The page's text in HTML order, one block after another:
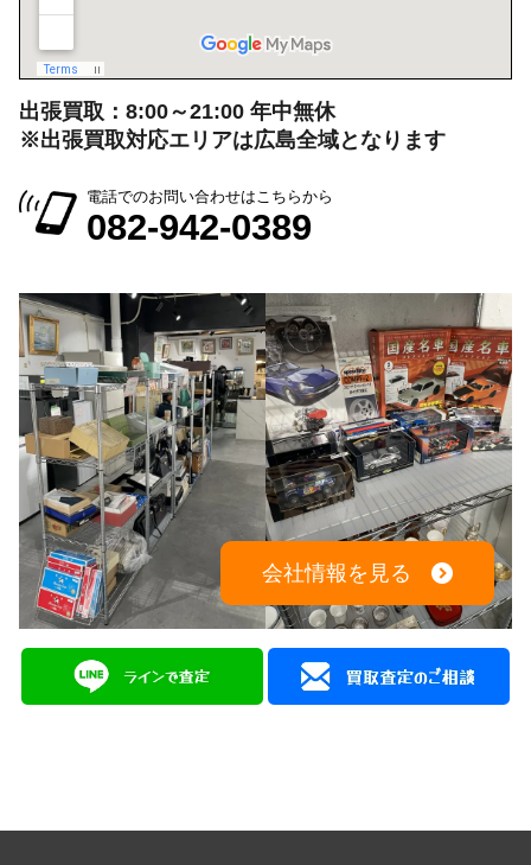
広島県広島市中区大手町５丁目9-2
営業時間：10:00～19:00
定休日：月曜日・火曜日
出張買取：8:00～21:00 年中無休
※出張買取対応エリアは広島全域となります
電話でのお問い合わせはこちらから
082-942-0389